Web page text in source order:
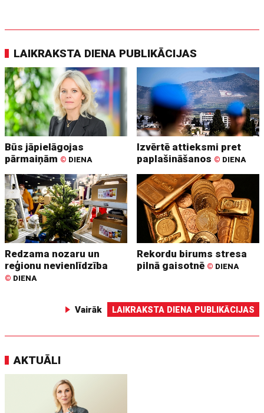
LAIKRAKSTA DIENA PUBLIKĀCIJAS
Būs jāpielāgojas
pārmaiņām © DIENA
Izvērtē attieksmi pret
paplašināšanos © DIENA
Redzama nozaru un
reģionu nevienlīdzība
© DIENA
Rekordu birums stresa
pilnā gaisotnē © DIENA
Vairāk LAIKRAKSTA DIENA PUBLIKĀCIJAS
AKTUĀLI